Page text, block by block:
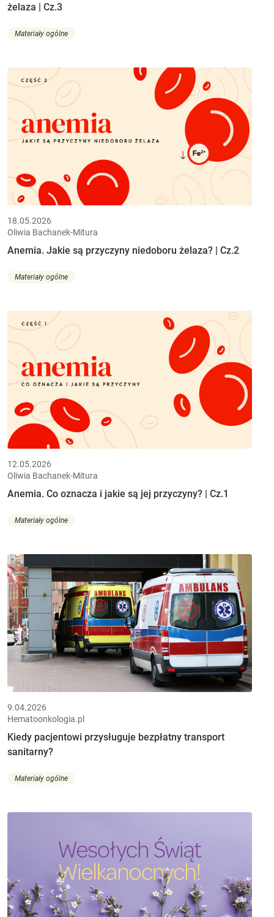
żelaza | Cz.3
Materiały ogólne
18.05.2026
Oliwia Bachanek-Mitura
Anemia. Jakie są przyczyny niedoboru żelaza? | Cz.2
Materiały ogólne
12.05.2026
Oliwia Bachanek-Mitura
Anemia. Co oznacza i jakie są jej przyczyny? | Cz.1
Materiały ogólne
9.04.2026
Hematoonkologia.pl
Kiedy pacjentowi przysługuje bezpłatny transport
sanitarny?
Materiały ogólne